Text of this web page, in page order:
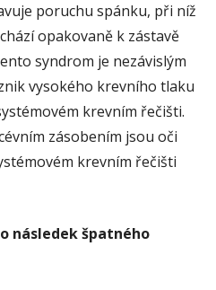
poruchu spánku, při níž
opakovaně k zástavě
syndrom je nezávislým
vysokého krevního tlaku
krevním řečišti.
zásobením jsou oči
krevním řečišti
následek špatného